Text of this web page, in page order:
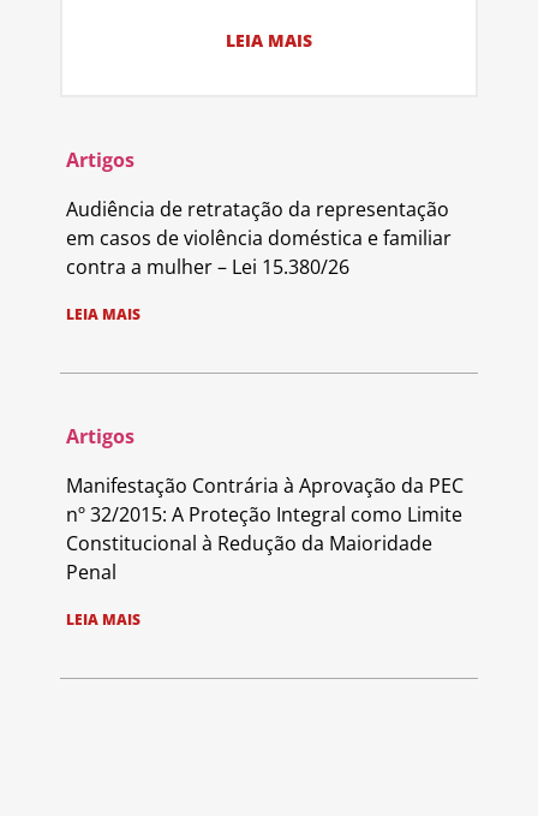
LEIA MAIS
Artigos
Audiência de retratação da representação
em casos de violência doméstica e familiar
contra a mulher – Lei 15.380/26
LEIA MAIS
Artigos
Manifestação Contrária à Aprovação da PEC
nº 32/2015: A Proteção Integral como Limite
Constitucional à Redução da Maioridade
Penal
LEIA MAIS